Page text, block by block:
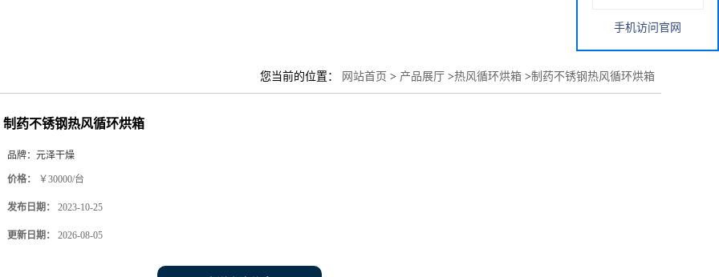
您当前的位置： 网站首页 > 产品展厅 >热风循环烘箱 >制药不锈钢热风循环烘箱
制药不锈钢热风循环烘箱
品牌： 元泽干燥
价格： ￥30000/台
发布日期： 2023-10-25
更新日期： 2026-08-05
手机访问官网